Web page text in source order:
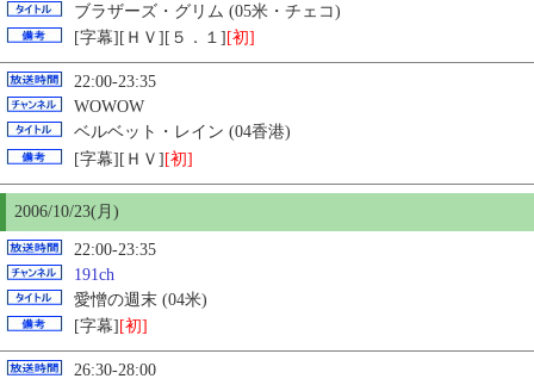
ブラザーズ・グリム (05米・チェコ)
[字幕][ＨＶ][５．１] [初]
22:00-23:35
WOWOW
ベルベット・レイン (04香港)
[字幕][ＨＶ][初]
2006/10/23(月)
22:00-23:35
191ch
愛憎の週末 (04米)
[字幕] [初]
26:30-28:00